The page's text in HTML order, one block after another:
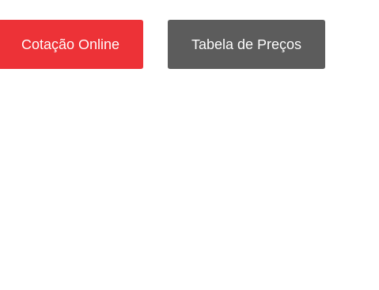
Cotação Online Tabela de Preços